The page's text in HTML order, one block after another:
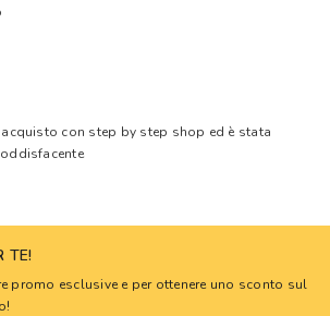
con step by step shop ed è stata
TE!
promo esclusive e per ottenere uno sconto sul